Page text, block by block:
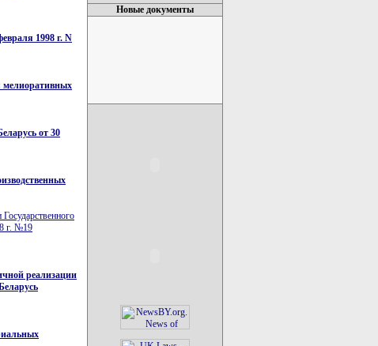
1998 г. N
мелиоративных
от 30
г. №19
реализации
Новые документы